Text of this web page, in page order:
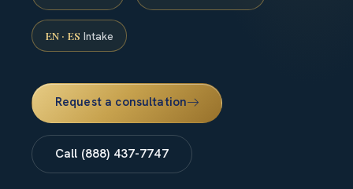
EN · ES Intake
Request a consultation
Call (888) 437-7747